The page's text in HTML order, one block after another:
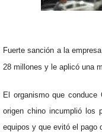
Fuerte sanción a la
28 millones y le aplicó una
El organismo que
origen chino incumplió los
equipos y que evitó el pago